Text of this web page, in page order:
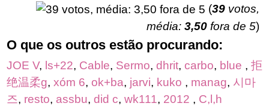
(39 votos,
média: 3,50 fora de 5)
O que os outros estão procurando:
JOE V, ls+22, Cable, Sermo, dhrit, carbo, blue , 拒
绝温柔g, xóm 6, ok+ba, jarvi, kuko , manag, 시마
즈, resto, assbu, did c, wk111, 2012 , C,l,h